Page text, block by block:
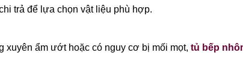
trả để lựa chọn vật liệu phù hợp.
xuyên ẩm ướt hoặc có nguy cơ bị mối mọt, tủ bếp